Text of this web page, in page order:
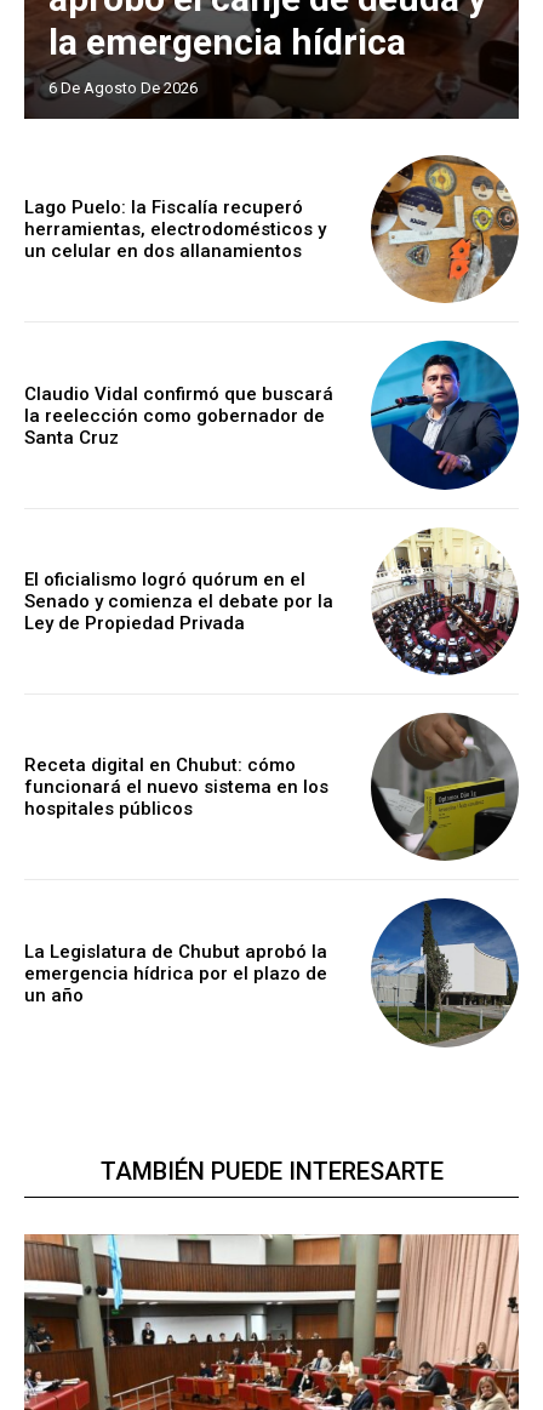
la emergencia hídrica
6 De Agosto De 2026
Lago Puelo: la Fiscalía recuperó
herramientas, electrodomésticos y
un celular en dos allanamientos
Claudio Vidal confirmó que buscará
la reelección como gobernador de
Santa Cruz
El oficialismo logró quórum en el
Senado y comienza el debate por la
Ley de Propiedad Privada
Receta digital en Chubut: cómo
funcionará el nuevo sistema en los
hospitales públicos
La Legislatura de Chubut aprobó la
emergencia hídrica por el plazo de
un año
TAMBIÉN PUEDE INTERESARTE